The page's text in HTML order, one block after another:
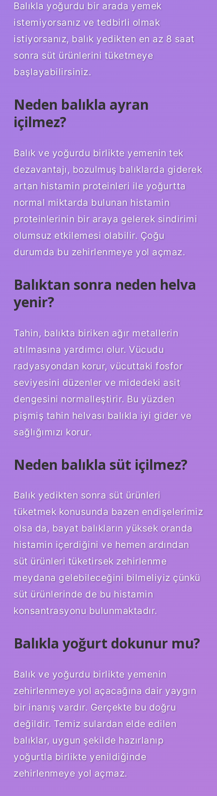
Balıkla yoğurdu bir arada yemek
istemiyorsanız ve tedbirli olmak
istiyorsanız, balık yedikten en az 8 saat
sonra süt ürünlerini tüketmeye
başlayabilirsiniz.
Neden balıkla ayran
içilmez?
Balık ve yoğurdu birlikte yemenin tek
dezavantajı, bozulmuş balıklarda giderek
artan histamin proteinleri ile yoğurtta
normal miktarda bulunan histamin
proteinlerinin bir araya gelerek sindirimi
olumsuz etkilemesi olabilir. Çoğu
durumda bu zehirlenmeye yol açmaz.
Balıktan sonra neden helva
yenir?
Tahin, balıkta biriken ağır metallerin
atılmasına yardımcı olur. Vücudu
radyasyondan korur, vücuttaki fosfor
seviyesini düzenler ve midedeki asit
dengesini normalleştirir. Bu yüzden
pişmiş tahin helvası balıkla iyi gider ve
sağlığımızı korur.
Neden balıkla süt içilmez?
Balık yedikten sonra süt ürünleri
tüketmek konusunda bazen endişelerimiz
olsa da, bayat balıkların yüksek oranda
histamin içerdiğini ve hemen ardından
süt ürünleri tüketirsek zehirlenme
meydana gelebileceğini bilmeliyiz çünkü
süt ürünlerinde de bu histamin
konsantrasyonu bulunmaktadır.
Balıkla yoğurt dokunur mu?
Balık ve yoğurdu birlikte yemenin
zehirlenmeye yol açacağına dair yaygın
bir inanış vardır. Gerçekte bu doğru
değildir. Temiz sulardan elde edilen
balıklar, uygun şekilde hazırlanıp
yoğurtla birlikte yenildiğinde
zehirlenmeye yol açmaz.